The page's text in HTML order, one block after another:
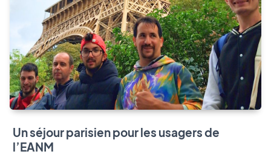
Un séjour parisien pour les usagers de
l’EANM